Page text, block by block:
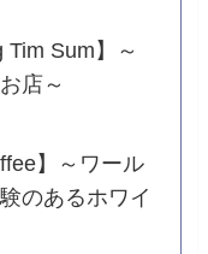
Tim Sum】～
店～
】～ワール
のあるホワイ